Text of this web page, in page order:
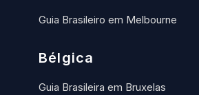
Guia Brasileiro em Melbourne
Bélgica
Guia Brasileira em Bruxelas